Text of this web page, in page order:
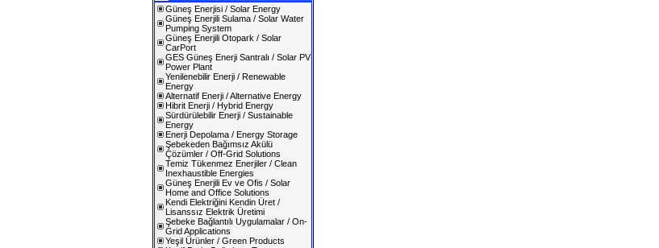
Güneş Enerjisi / Solar Energy
Güneş Enerjili Sulama / Solar Water
Pumping System
Güneş Enerjili Otopark / Solar
CarPort
GES Güneş Enerji Santralı / Solar PV
Power Plant
Yenilenebilir Enerji / Renewable
Energy
Alternatif Enerji / Alternative Energy
Hibrit Enerji / Hybrid Energy
Sürdürülebilir Enerji / Sustainable
Energy
Enerji Depolama / Energy Storage
Şebekeden Bağımsız Akülü
Çözümler / Off-Grid Solutions
Temiz Tükenmez Enerjiler / Clean
Inexhaustible Energies
Güneş Enerjili Ev ve Ofis / Solar
Home and Office Solutions
Kendi Elektriğini Kendin Üret /
Lisanssız Elektrik Üretimi
Şebeke Bağlantılı Uygulamalar / On-
Grid Applications
Yeşil Ürünler / Green Products